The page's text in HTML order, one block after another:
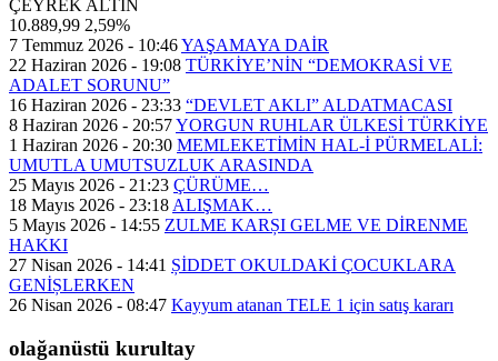
ÇEYREK ALTIN
10.889,99 2,59%
7 Temmuz 2026 - 10:46YAŞAMAYA DAİR
22 Haziran 2026 - 19:08 TÜRKİYE’NİN “DEMOKRASİ VE
ADALET SORUNU”
16 Haziran 2026 - 23:33 “DEVLET AKLI” ALDATMACASI
8 Haziran 2026 - 20:57YORGUN RUHLAR ÜLKESİ TÜRKİYE
1 Haziran 2026 - 20:30 MEMLEKETİMİN HAL-İ PÜRMELALİ:
UMUTLA UMUTSUZLUK ARASINDA
25 Mayıs 2026 - 21:23 ÇÜRÜME…
18 Mayıs 2026 - 23:18 ALIŞMAK…
5 Mayıs 2026 - 14:55 ZULME KARȘI GELME VE DİRENME
HAKKI
27 Nisan 2026 - 14:41 ȘİDDET OKULDAKİ ÇOCUKLARA
GENİȘLERKEN
26 Nisan 2026 - 08:47 Kayyum atanan TELE 1 için satış kararı
olağanüstü kurultay